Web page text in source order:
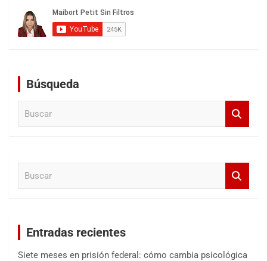
Búsqueda
Entradas recientes
Siete meses en prisión federal: cómo cambia psicológica